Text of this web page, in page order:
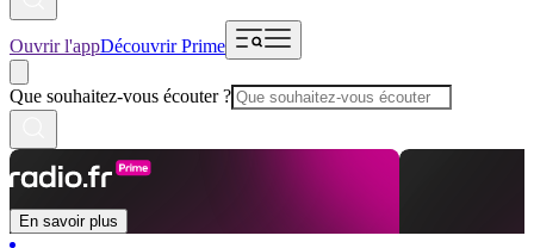
Ouvrir l'appDécouvrir Prime
Que souhaitez-vous écouter ?
En savoir plus